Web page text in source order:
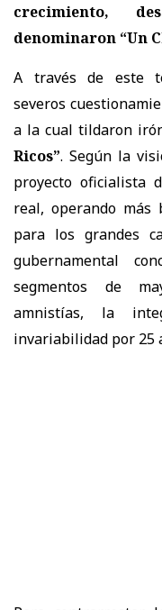
crecimiento,
denominaron “Un
A través de este
severos
a la cual tildaron
Ricos”. Según la
proyecto oficialista
real, operando
para los grandes
gubernamental
segmentos de
amnistías, la
invariabilidad por 25